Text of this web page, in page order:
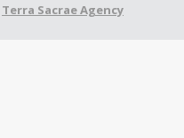
Terra Sacrae Agency